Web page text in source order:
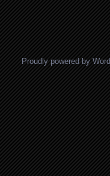
Proudly powered by